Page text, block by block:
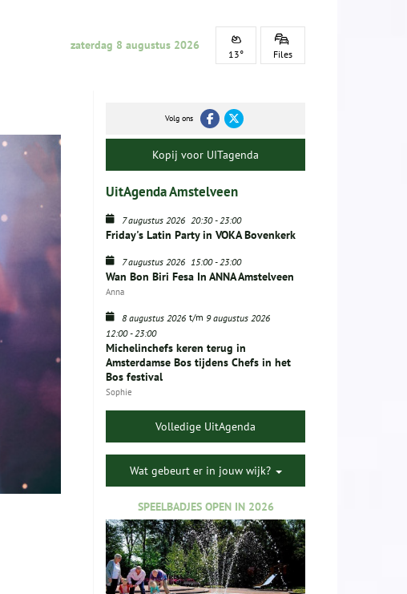
zaterdag 8 augustus 2026
13° Files
Volg ons
Kopij voor UITagenda
UitAgenda Amstelveen
7 augustus 2026 20:30-23:00
Friday's Latin Party in VOKA Bovenkerk
7 augustus 2026 15:00-23:00
Wan Bon Biri Fesa In ANNA Amstelveen
Anna
8 augustus 2026 t/m 9 augustus 2026
12:00-23:00
Michelinchefs keren terug in
Amsterdamse Bos tijdens Chefs in het
Bos festival
Sophie
Volledige UitAgenda
Wat gebeurt er in jouw wijk?
SPEELBADJES OPEN IN 2026